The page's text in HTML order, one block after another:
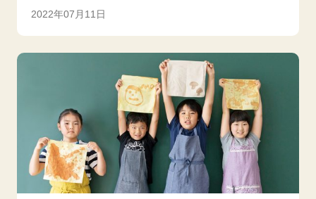
2022年07月11日